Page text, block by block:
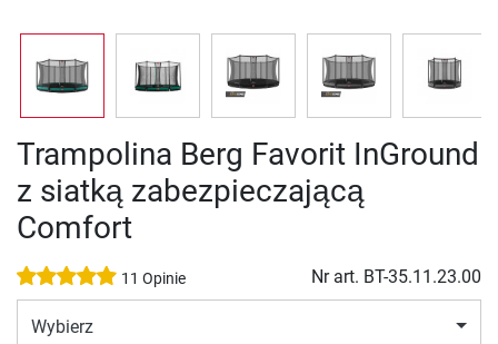
Trampolina Berg Favorit InGround
z siatką zabezpieczającą
Comfort
11 Opinie Nr art. BT-35.11.23.00
Wybierz